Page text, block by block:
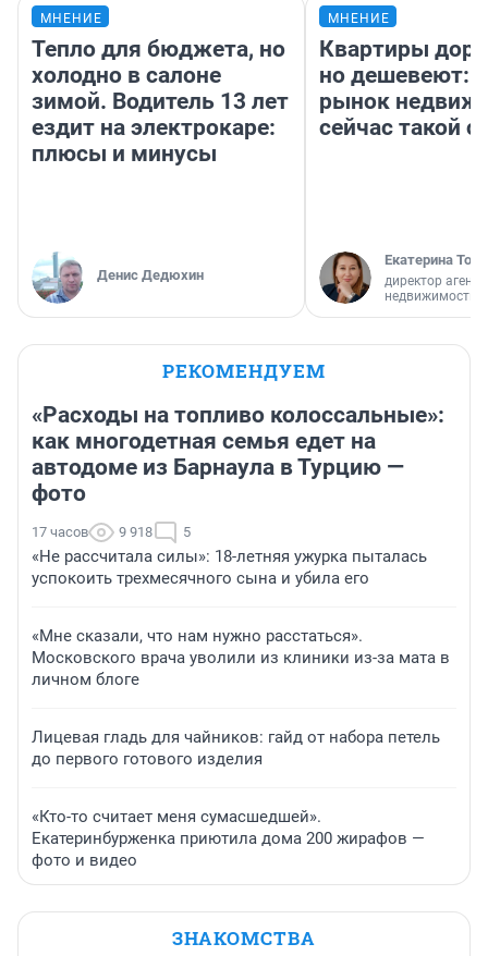
МНЕНИЕ
Тепло для бюджета, но
холодно в салоне
зимой. Водитель 13 лет
ездит на электрокаре:
плюсы и минусы
Денис Дедюхин
МНЕНИЕ
Квартиры
но дешевеют:
рынок
сейчас такой
Екатерина
директор
недвижимости
РЕКОМЕНДУЕМ
«Расходы на топливо колоссальные»:
как многодетная семья едет на
автодоме из Барнаула в Турцию —
фото
17 часов 9 918 5
«Не рассчитала силы»: 18-летняя ужурка пыталась
успокоить трехмесячного сына и убила его
«Мне сказали, что нам нужно расстаться».
Московского врача уволили из клиники из-за мата в
личном блоге
Лицевая гладь для чайников: гайд от набора петель
до первого готового изделия
«Кто-то считает меня сумасшедшей».
Екатеринбурженка приютила дома 200 жирафов —
фото и видео
ЗНАКОМСТВА